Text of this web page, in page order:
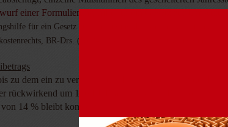
einer Formulierungshilfe für ein Gesetz zur
für ein Gesetz zur Umsetzung der Amtshilferichtlinie
BR-Drs. (B) 34/13 vom 1.2.2013; Gesetz zum
zu dem ein zu versteuerndes Einkommen nicht der
rückwirkend um 126 EUR auf 8.130 EUR erhöht. Ab
14 % bleibt konstant.